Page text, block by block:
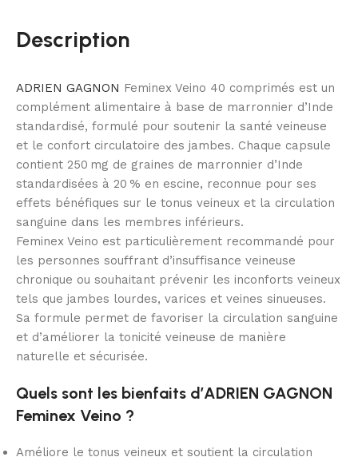
Description
ADRIEN GAGNON Feminex Veino 40 comprimés est un
complément alimentaire à base de marronnier d’Inde
standardisé, formulé pour soutenir la santé veineuse
et le confort circulatoire des jambes. Chaque capsule
contient 250 mg de graines de marronnier d’Inde
standardisées à 20 % en escine, reconnue pour ses
effets bénéfiques sur le tonus veineux et la circulation
sanguine dans les membres inférieurs.
Feminex Veino est particulièrement recommandé pour
les personnes souffrant d’insuffisance veineuse
chronique ou souhaitant prévenir les inconforts veineux
tels que jambes lourdes, varices et veines sinueuses.
Sa formule permet de favoriser la circulation sanguine
et d’améliorer la tonicité veineuse de manière
naturelle et sécurisée.
Quels sont les bienfaits d’ADRIEN GAGNON
Feminex Veino ?
Améliore le tonus veineux et soutient la circulation